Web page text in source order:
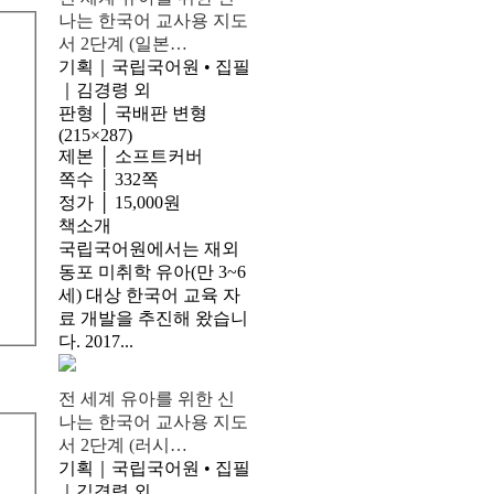
나는 한국어 교사용 지도
서 2단계 (일본…
기획｜국립국어원 • 집필
｜김경령 외
판형 │ 국배판 변형
(215×287)
제본 │ 소프트커버
쪽수 │ 332쪽
정가 │ 15,000원
책소개
국립국어원에서는 재외
동포 미취학 유아(만 3~6
세) 대상 한국어 교육 자
료 개발을 추진해 왔습니
다. 2017...
전 세계 유아를 위한 신
나는 한국어 교사용 지도
서 2단계 (러시…
기획｜국립국어원 • 집필